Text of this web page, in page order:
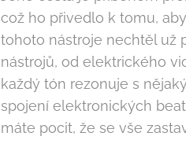
což ho přivedlo k tomu,
tohoto nástroje nechtěl už
nástrojů, od elektrického
každý tón rezonuje s
spojení elektronických
máte pocit, že se vše